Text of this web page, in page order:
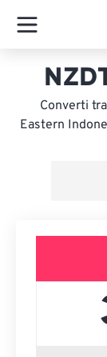
Converti
Eastern